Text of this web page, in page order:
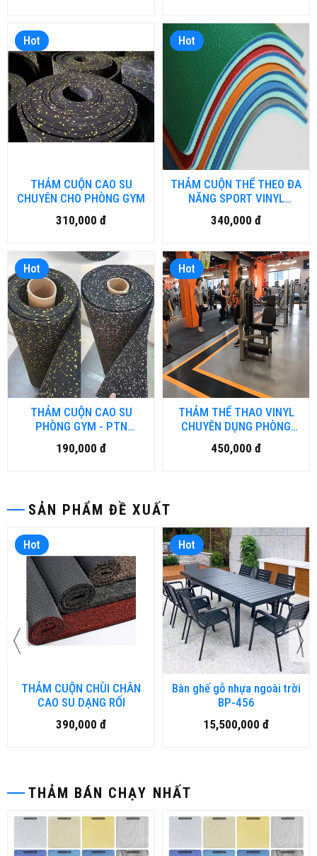
SẢN PHẨM ĐỀ XUẤT
Hot
THẢM CUỘN CHÙI CHÂN
CAO SU DẠNG RỐI
390,000 đ
Hot
Bàn ghế gỗ nhựa ngoài trời
BP-456
15,500,000 đ
THẢM BÁN CHẠY NHẤT
Hot
THẢM CUỘN CAO SU
CHUYÊN CHO PHÒNG GYM
310,000 đ
Hot
THẢM CUỘN THỂ THEO ĐA
NĂNG SPORT VINYL
FLOORING MASF6
340,000 đ
Hot
THẢM CUỘN CAO SU
PHÒNG GYM - PTN
RUBBER 001- DN.HN
190,000 đ
Hot
THẢM THỂ THAO VINYL
CHUYÊN DỤNG PHÒNG
GYM - FITNESS DÀY 5MM
SINO
450,000 đ